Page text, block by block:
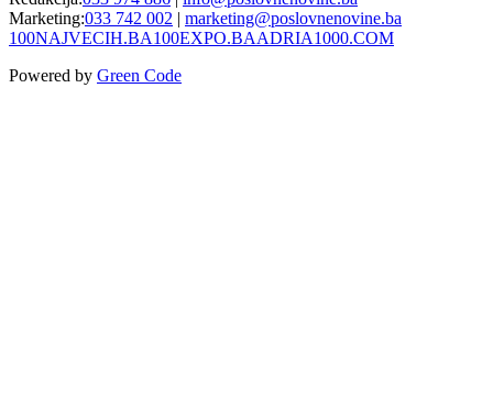
Marketing:033 742 002 | marketing@poslovnenovine.ba
100NAJVECIH.BA100EXPO.BAADRIA1000.COM
Powered by Green Code